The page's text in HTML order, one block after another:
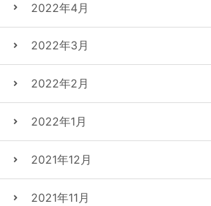
2022年4月
2022年3月
2022年2月
2022年1月
2021年12月
2021年11月